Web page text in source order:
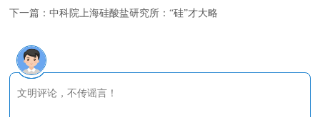
下一篇：中科院上海硅酸盐研究所：“硅”才大略